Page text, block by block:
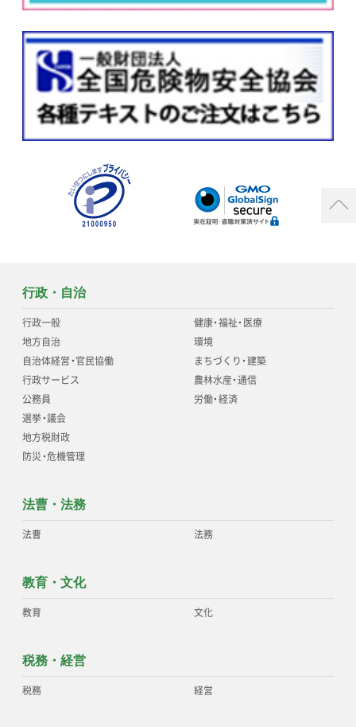
行政・自治
行政一般
地方自治
自治体経営・官民協働
行政サービス
公務員
選挙・議会
地方税財政
防災・危機管理
健康・福祉・医療
環境
まちづくり・建築
農林水産・通信
労働・経済
法曹・法務
法曹 法務
教育・文化
教育 文化
税務・経営
税務 経営